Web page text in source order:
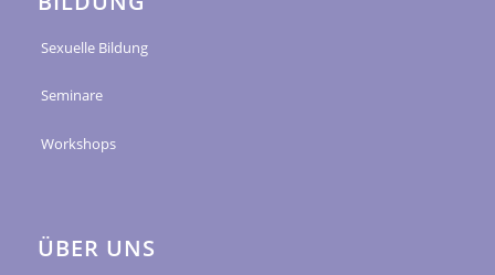
Sexuelle Bildung
Seminare
Workshops
ÜBER UNS